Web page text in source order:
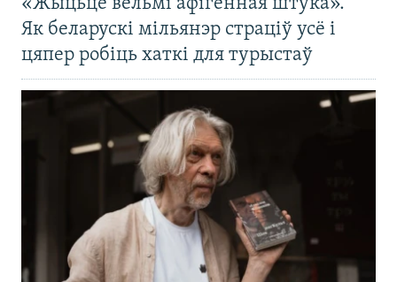
Як беларускі мільянэр страціў усё і
цяпер робіць хаткі для турыстаў